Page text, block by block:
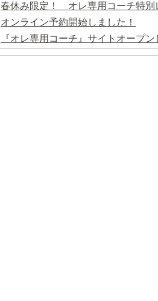
春休み限定！ オレ専用コーチ特別
オンライン予約開始しました！
『オレ専用コーチ』サイトオープ